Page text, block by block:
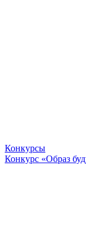
Конкурсы
Конкурс «Образ